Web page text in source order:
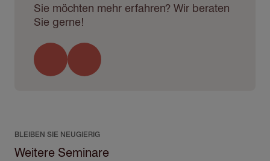
Sie möchten mehr erfahren? Wir beraten
Sie gerne!
BLEIBEN SIE NEUGIERIG
Weitere Seminare